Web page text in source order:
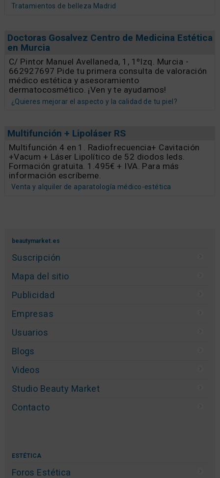
Tratamientos de belleza Madrid
Doctoras Gosalvez Centro de Medicina Estética
en Murcia
C/ Pintor Manuel Avellaneda, 1, 1ºIzq. Murcia -
662927697 Pide tu primera consulta de valoración
médico estética y asesoramiento
dermatocosmético. ¡Ven y te ayudamos!
¿Quieres mejorar el aspecto y la calidad de tu piel?
Multifunción + Lipoláser RS
Multifunción 4 en 1. Radiofrecuencia+ Cavitación
+Vacum + Láser Lipolítico de 52 diodos leds.
Formación gratuita. 1.495€ + IVA. Para más
información escríbeme.
Venta y alquiler de aparatología médico-estética
beautymarket.es
Suscripción
Mapa del sitio
Publicidad
Empresas
Usuarios
Blogs
Videos
Studio Beauty Market
Contacto
ESTÉTICA
Foros Estética